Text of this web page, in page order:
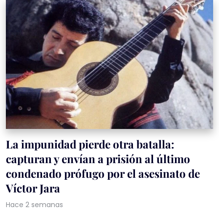
La impunidad pierde otra batalla:
capturan y envían a prisión al último
condenado prófugo por el asesinato de
Víctor Jara
Hace 2 semanas